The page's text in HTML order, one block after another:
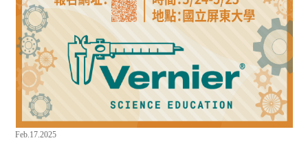
Feb.17.2025